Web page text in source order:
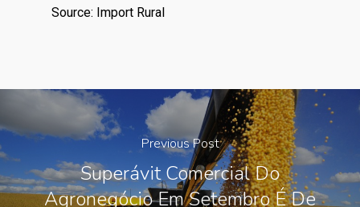
Source: Import Rural
Previous Post
Superávit Comercial Do
Agronegócio Em Setembro É De